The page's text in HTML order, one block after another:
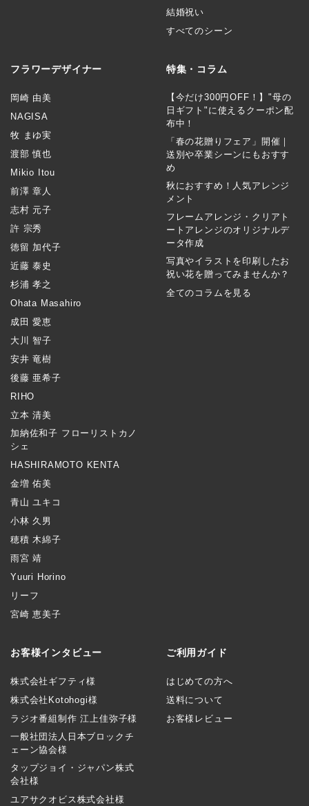
結婚祝い
すべてのシーン
フラワーデザイナー
岡崎 由美
NAGISA
牧 まゆ実
渡部 慎也
Mikio Itou
前澤 章人
志村 元子
許 宗秀
徳留 加代子
近藤 泰史
杉浦 孝之
Ohata Masahiro
成田 愛恵
大川 智子
安井 竜樹
後藤 亜希子
RIHO
立本 清美
加納佐和子 フローリストカノ
シェ
HASHIRAMOTO KENTA
金増 佑美
青山 ユキコ
小林 久男
穂積 木綿子
雨宮 靖
Yuuri Horino
リーフ
宮崎 恵美子
特集・コラム
【今だけ300円OFF！】"母の
日ギフト"に使えるクーポン配
布中！
「春の花贈りフェア」開催｜
送別や卒業シーンにもおすす
め
秋におすすめ！人気アレンジ
メント
フレームアレンジ・クリアト
ートアレンジのオリジナルデ
ータ作成
写真やイラストを印刷したお
祝い花を贈ってみませんか？
全てのコラムを見る
お客様インタビュー
株式会社ギフティ様
株式会社Kotohogi様
ラジオ番組制作 江上佳弥子様
一般社団法人日本ブロックチ
ェーン協会様
タップジョイ・ジャパン株式
会社様
ユアサクオビス株式会社様
ご利用ガイド
はじめての方へ
送料について
お客様レビュー